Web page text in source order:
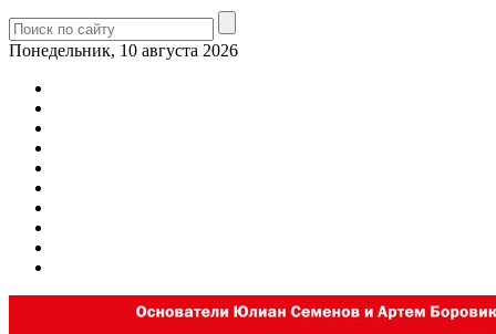
Понедельник, 10 августа 2026